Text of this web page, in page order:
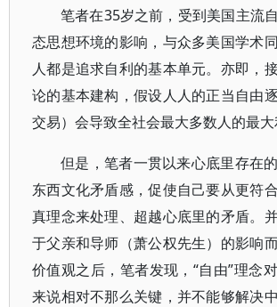
笔者在35岁之前，受到美国主流
态思想环境的影响，与众多美国学术
人都是追求自利的基本单元。亦即，
论的基本建构，假设人人的正当自由
交易）会导致全社会最大多数人的最大
但是，笔者一贯以来心底里存在
东西文化矛盾感，促使自己要从更符
真理念来处理、超越心底里的矛盾。
于父亲和导师（萧公权先生）的影响
价值观之后，笔者发现，“自由”理念
来说相对不那么关键，并不能够解决